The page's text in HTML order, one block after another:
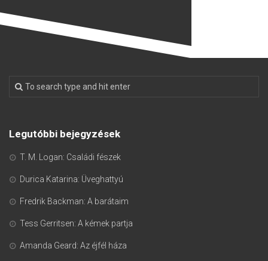
Legutóbbi bejegyzések
T. M. Logan: Családi fészek
Durica Katarina: Üveghattyú
Fredrik Backman: A barátaim
Tess Gerritsen: A kémek partja
Amanda Geard: Az éjfél háza